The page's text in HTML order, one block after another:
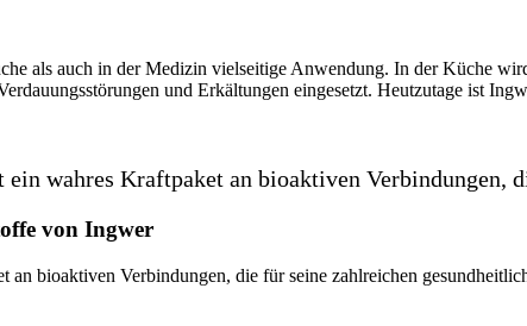
als auch in der Medizin vielseitige Anwendung. In der Küche
und Erkältungen eingesetzt. Heutzutage ist
ein wahres Kraftpaket an bioaktiven Verbindungen,
von Ingwer
an bioaktiven Verbindungen, die für seine zahlreichen